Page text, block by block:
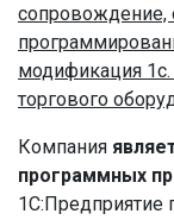
сопровождение,
модификация
торгового
Компания
программных
1С:Предприятие